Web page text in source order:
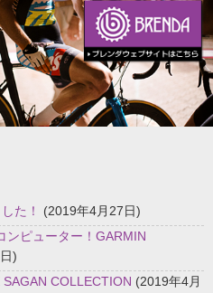
た！
(2019年4月27日)
ンピューター！GARMIN
)
COLLECTION (2019年4月